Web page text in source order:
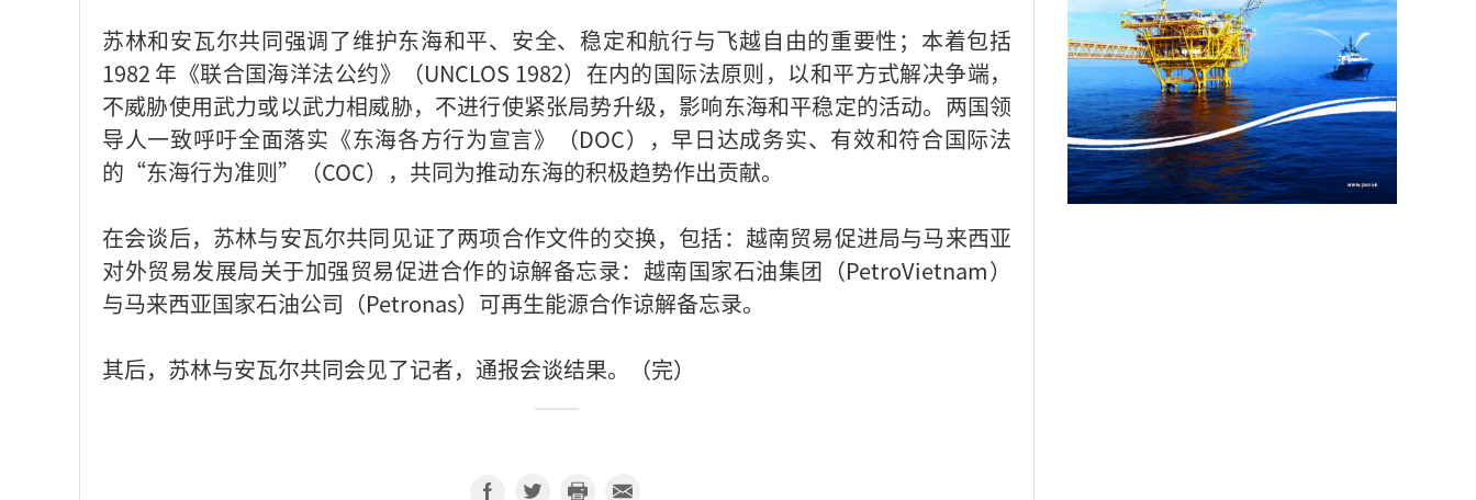
苏林和安瓦尔共同强调了维护东海和平、安全、稳定和航行与飞越自由的重要性；本着包括
1982 年《联合国海洋法公约》（UNCLOS 1982）在内的国际法原则，以和平方式解决争端，
不威胁使用武力或以武力相威胁，不进行使紧张局势升级，影响东海和平稳定的活动。两国领
导人一致呼吁全面落实《东海各方行为宣言》（DOC），早日达成务实、有效和符合国际法
的“东海行为准则”（COC），共同为推动东海的积极趋势作出贡献。
在会谈后，苏林与安瓦尔共同见证了两项合作文件的交换，包括：越南贸易促进局与马来西亚
对外贸易发展局关于加强贸易促进合作的谅解备忘录：越南国家石油集团（PetroVietnam）
与马来西亚国家石油公司（Petronas）可再生能源合作谅解备忘录。
其后，苏林与安瓦尔共同会见了记者，通报会谈结果。（完）